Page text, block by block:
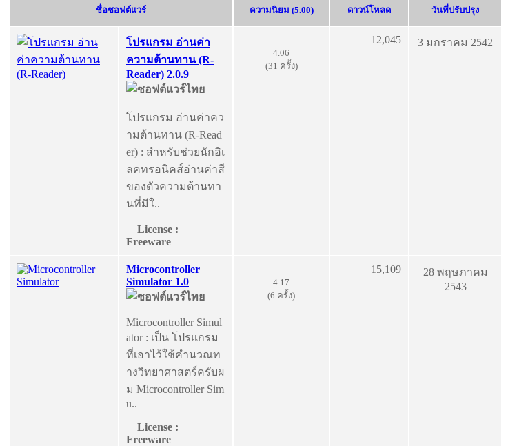
ชื่อซอฟต์แวร์ ความนิยม (5.00) ดาวน์โหลด วันที่ปรับปรุง
โปรแกรม อ่านค่า
ความต้านทาน (R-
Reader) 2.0.9
โปรแกรม อ่านค่าคว
ามต้านทาน (R-Read
er) : สำหรับช่วยนักอิเ
ลคทรอนิคส์อ่านค่าสี
ของตัวความต้านทา
นที่มีใ..
License :
Freeware
4.06
(31 ครั้ง)
12,045 3 มกราคม 2542
Microcontroller
Simulator 1.0
Microcontroller Simul
ator : เป็น โปรแกรม
ที่เอาไว้ใช้คำนวณท
างวิทยาศาสตร์ครับผ
ม Microcontroller Sim
u..
License :
Freeware
4.17
(6 ครั้ง)
15,109
28 พฤษภาคม
2543